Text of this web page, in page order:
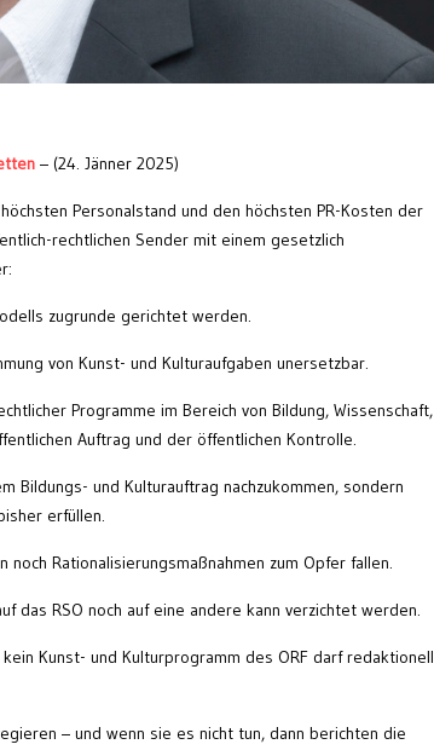
– (24. Jänner 2025)
Personalstand und den höchsten PR-Kosten der
rechtlichen Sender mit einem gesetzlich
zugrunde gerichtet werden.
von Kunst- und Kulturaufgaben unersetzbar.
Programme im Bereich von Bildung, Wissenschaft,
Auftrag und der öffentlichen Kontrolle.
Bildungs- und Kulturauftrag nachzukommen, sondern
erfüllen.
Rationalisierungsmaßnahmen zum Opfer fallen.
das RSO noch auf eine andere kann verzichtet werden.
Kunst- und Kulturprogramm des ORF darf redaktionell
– und wenn sie es nicht tun, dann berichten die